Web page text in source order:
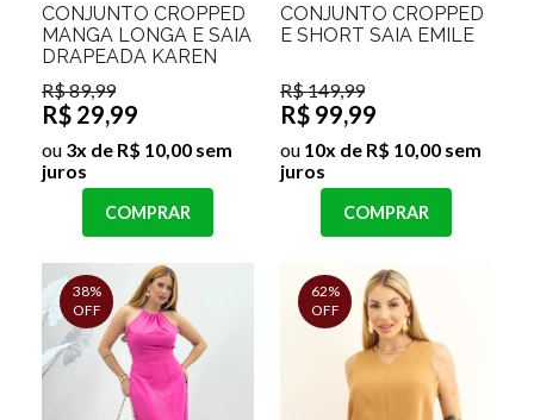
CONJUNTO CROPPED
MANGA LONGA E SAIA
DRAPEADA KAREN
R$ 89,99
R$ 29,99
ou 3x de R$ 10,00 sem
juros
COMPRAR
CONJUNTO CROPPED
E SHORT SAIA EMILE
R$ 149,99
R$ 99,99
ou 10x de R$ 10,00 sem
juros
COMPRAR
38%
OFF
62%
OFF